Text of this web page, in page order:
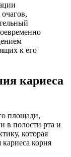
к его
кариеса
площади,
в полости рта и
которая
корня